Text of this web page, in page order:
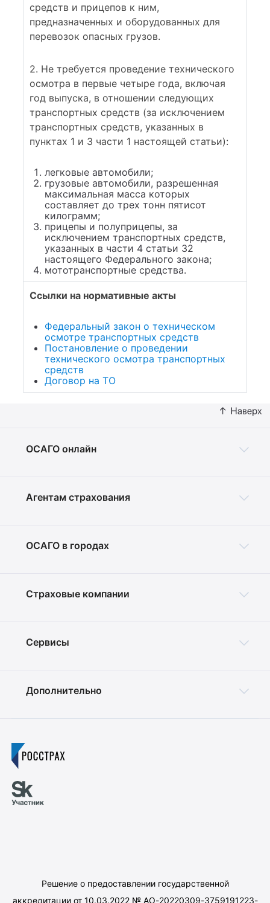
средств и прицепов к ним,
предназначенных и оборудованных для
перевозок опасных грузов.
2. Не требуется проведение технического
осмотра в первые четыре года, включая
год выпуска, в отношении следующих
транспортных средств (за исключением
транспортных средств, указанных в
пунктах 1 и 3 части 1 настоящей статьи):
легковые автомобили;
грузовые автомобили, разрешенная
максимальная масса которых
составляет до трех тонн пятисот
килограмм;
прицепы и полуприцепы, за
исключением транспортных средств,
указанных в части 4 статьи 32
настоящего Федерального закона;
мототранспортные средства.
Ссылки на нормативные акты
Федеральный закон о техническом
осмотре транспортных средств
Постановление о проведении
технического осмотра транспортных
средств
Договор на ТО
ОСАГО онлайн
Агентам страхования
ОСАГО в городах
Страховые компании
Сервисы
Дополнительно
Решение о предоставлении государственной
аккредитации от 10.03.2022 № АО-20220309-3759191223-